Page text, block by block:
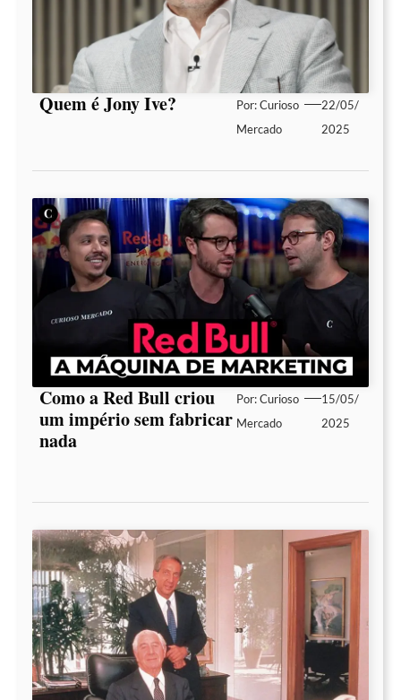
Quem é Jony Ive? Por:Curioso
Mercado
22/05/
2025
Como a Red Bull criou
um império sem fabricar
nada
Por:Curioso
Mercado
15/05/
2025